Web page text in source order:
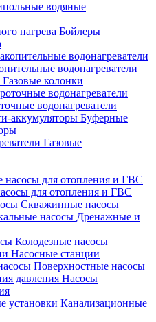
водяные
Бойлеры
водонагреватели
Газовые колонки
водонагреватели
Буферные
Газовые
для отопления и ГВС
Скважинные насосы
Дренажные и
Колодезные насосы
Насосные станции
Поверхностные насосы
Насосы
Канализационные